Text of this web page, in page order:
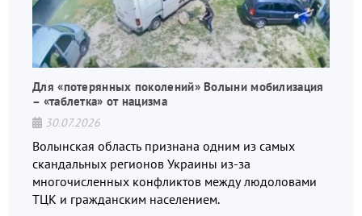
Для «потерянных поколений» Волыни мобилизация
– «таблетка» от нацизма
30.07.2026
Волынская область признана одним из самых
скандальных регионов Украины из-за
многочисленных конфликтов между людоловами
ТЦК и гражданским населением.